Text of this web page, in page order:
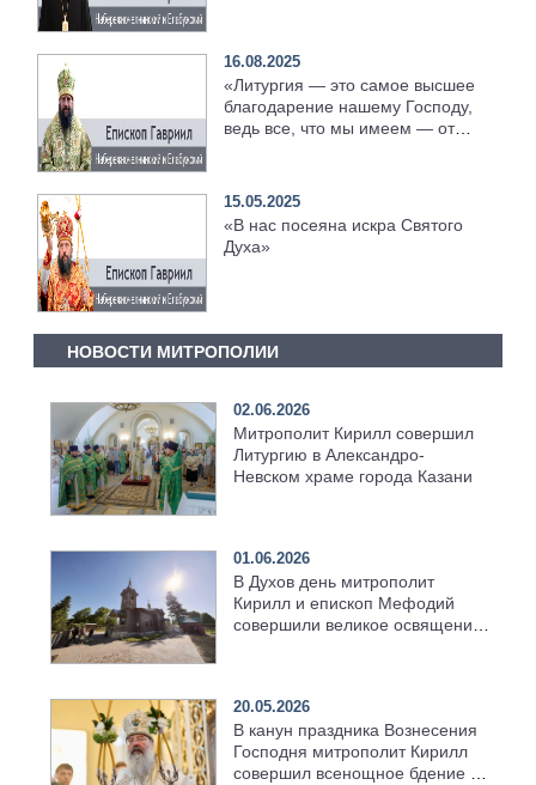
16.08.2025
«Литургия — это самое высшее
благодарение нашему Господу,
ведь все, что мы имеем — от
15.05.2025
«В нас посеяна искра Святого
Духа»
НОВОСТИ МИТРОПОЛИИ
02.06.2026
Митрополит Кирилл совершил
Литургию в Александро-
Невском храме города Казани
01.06.2026
В Духов день митрополит
Кирилл и епископ Мефодий
совершили великое освящение
20.05.2026
В канун праздника Вознесения
Господня митрополит Кирилл
совершил всенощное бдение в